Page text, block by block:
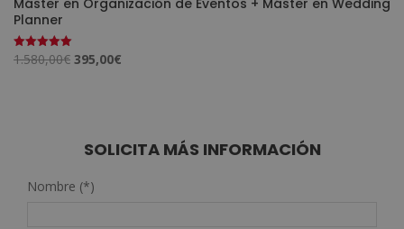
Planner
Valorado
con
1.580,00€ El
1.580,00€.
395,00€
395,00€.
SOLICITA MÁS INFORMACIÓN
Nombre (*)